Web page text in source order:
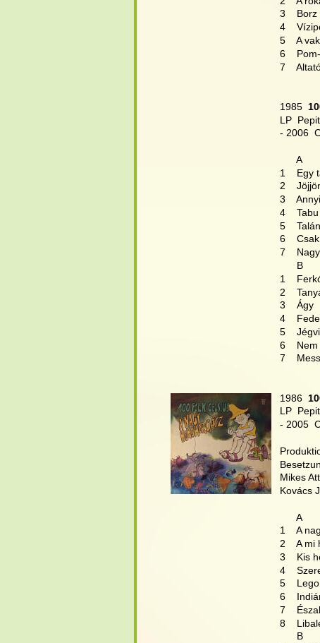
3    Borz
4
5    A
6
7
1985
LP
- 2006
      A
1    Egy
2
3
4    Tabu
5
6
7
      B
1
2
3    Ágy
4
5
6    Nem
7
1986
LP
- 2005
Mikes
Kovács
      A
1    A
2    A mi
3    Kis
4
5    Lego
6
7
8
      B